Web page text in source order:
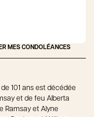
MES CONDOLÉANCES
101 ans est décédée
et de feu Alberta
Ramsay et Alyne